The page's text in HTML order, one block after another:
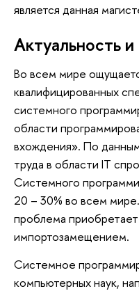
является данная
Актуальность
Во всем мире
квалифицированных
системного
области
вхождения». По
труда в области IT
Системного
20 – 30% во всем
проблема приобретает
импортозамещением.
Системное
компьютерных наук,